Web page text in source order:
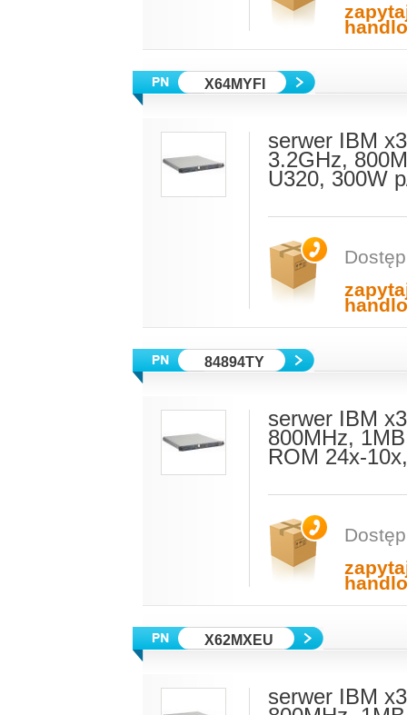
X64MYFI
serwer IBM
3.2GHz,
U320, 300W
84894TY
serwer IBM
800MHz,
ROM 24x-
X62MXEU
serwer IBM